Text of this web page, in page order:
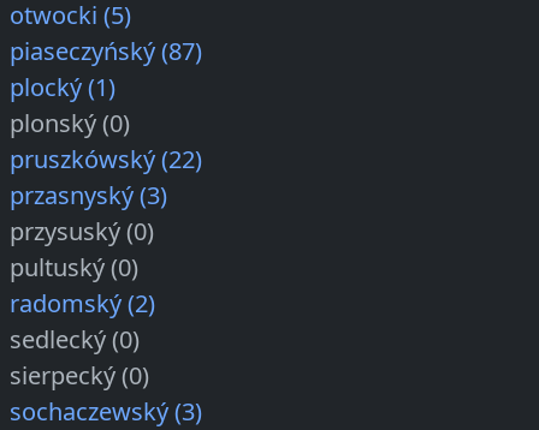
otwocki (5)
piaseczyńský (87)
plocký (1)
plonský (0)
pruszkówský (22)
przasnyský (3)
przysuský (0)
pultuský (0)
radomský (2)
sedlecký (0)
sierpecký (0)
sochaczewský (3)